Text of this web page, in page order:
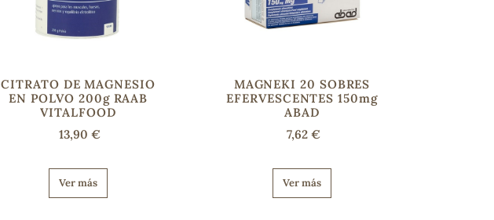
CITRATO DE MAGNESIO
EN POLVO 200g RAAB
VITALFOOD
13,90 €
Ver más
MAGNEKI 20 SOBRES
EFERVESCENTES 150mg
ABAD
7,62 €
Ver más